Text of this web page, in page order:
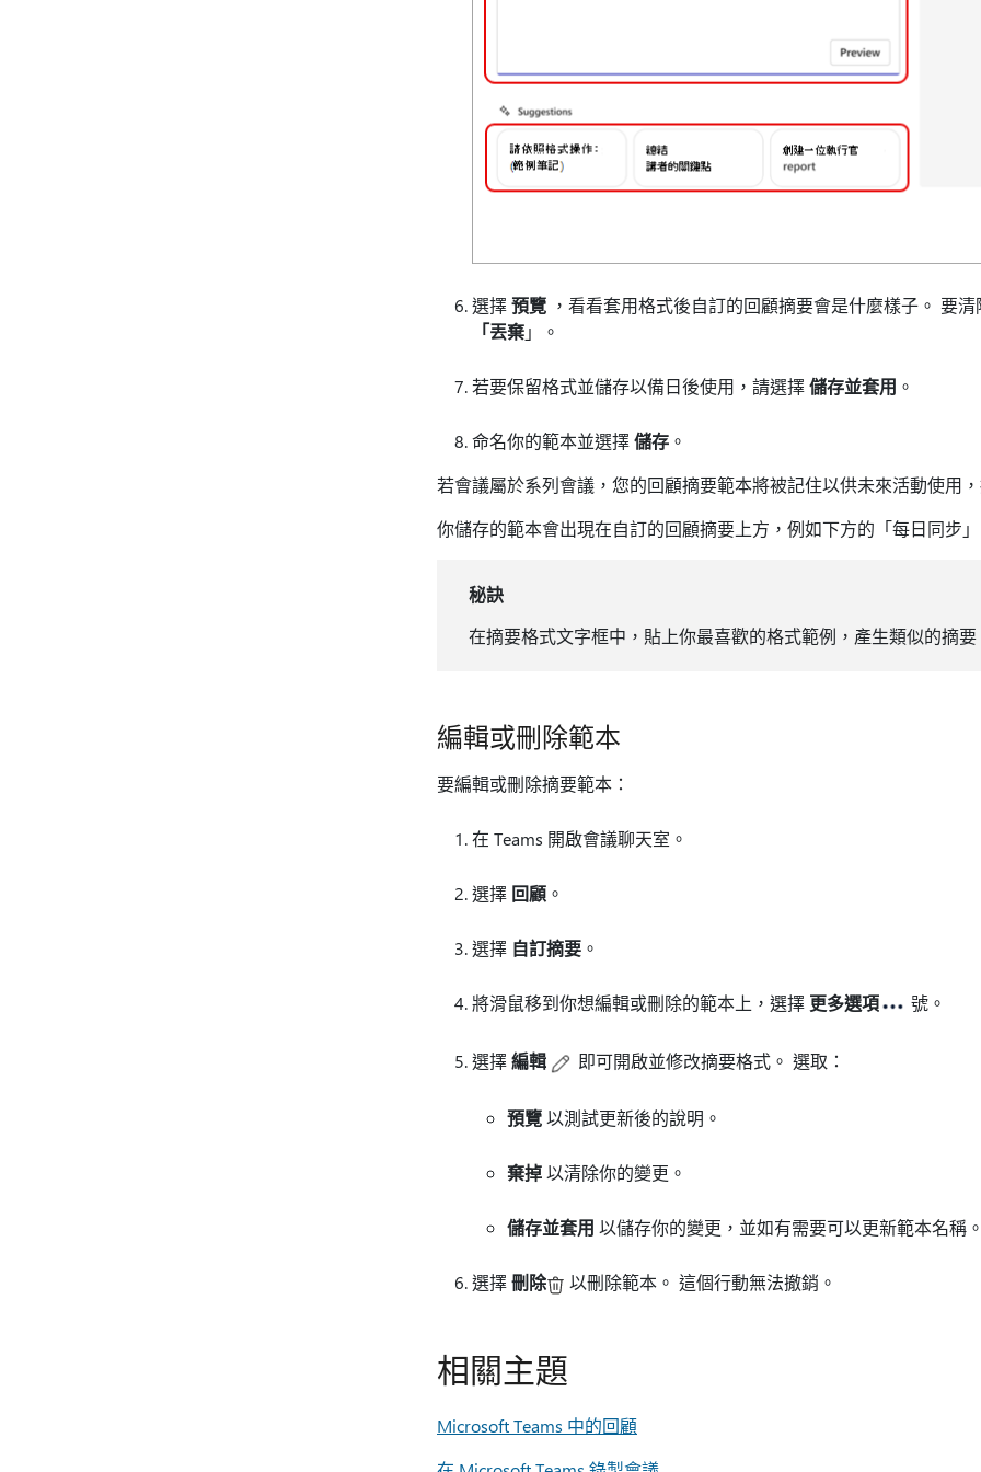
選擇預覽 ，看看套用格式後自訂的回顧摘要會是什麼樣子。 要
「丟棄」。
若要保留格式並儲存以備日後使用，請選擇儲存並套用 。
命名你的範本並選擇儲存 。
若會議屬於系列會議，您的回顧摘要範本將被記住以供未來活動使用
你儲存的範本會出現在自訂的回顧摘要上方，例如下方的「每日同步
秘訣
在摘要格式文字框中，貼上你最喜歡的格式範例，產生類似的摘要
編輯或刪除範本
要編輯或刪除摘要範本：
在 Teams 開啟會議聊天室。
選擇 回顧 。
選擇 自訂摘要 。
將滑鼠移到你想編輯或刪除的範本上，選擇 更多選項 號。
選擇編輯 即可開啟並修改摘要格式。 選取：
預覽以測試更新後的說明。
棄掉以清除你的變更。
儲存並套用 以儲存你的變更，並如有需要可以更新範本名稱
選擇刪除 以刪除範本。 這個行動無法撤銷。
相關主題
Microsoft Teams 中的回顧